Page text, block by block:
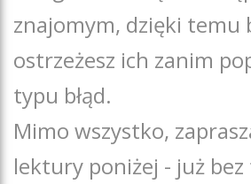
znajomym, dzięki temu
ostrzeżesz ich zanim
typu błąd.
Mimo wszystko,
lektury poniżej - już bez